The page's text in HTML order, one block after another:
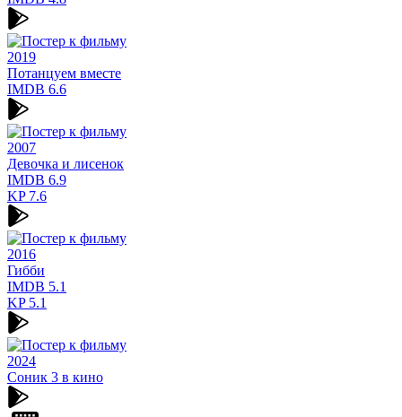
2019
Потанцуем вместе
IMDB 6.6
2007
Девочка и лисенок
IMDB 6.9
KP7.6
2016
Гибби
IMDB 5.1
KP5.1
2024
Соник 3 в кино